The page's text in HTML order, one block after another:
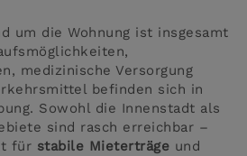
um die Wohnung ist insgesamt
medizinische Versorgung
befinden sich in
Sowohl die Innenstadt als
sind rasch erreichbar –
für stabile Mieterträge und